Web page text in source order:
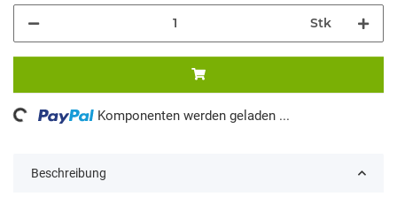
Stk
Komponenten werden geladen ...
Beschreibung